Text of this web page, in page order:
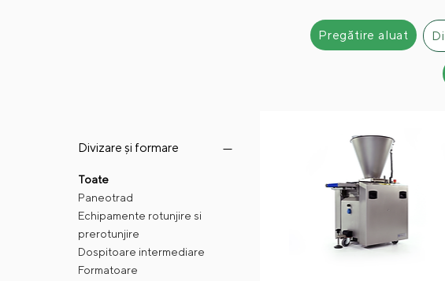
Pregătire aluat
Divizare și formare
Toate
Paneotrad
Echipamente rotunjire si
prerotunjire
Dospitoare intermediare
Formatoare